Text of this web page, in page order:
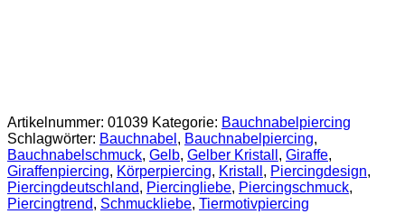
Artikelnummer: 01039 Kategorie: Bauchnabelpiercing
Schlagwörter: Bauchnabel , Bauchnabelpiercing,
Bauchnabelschmuck, Gelb, Gelber Kristall , Giraffe,
Giraffenpiercing, Körperpiercing, Kristall , Piercingdesign,
Piercingdeutschland, Piercingliebe, Piercingschmuck,
Piercingtrend, Schmuckliebe, Tiermotivpiercing